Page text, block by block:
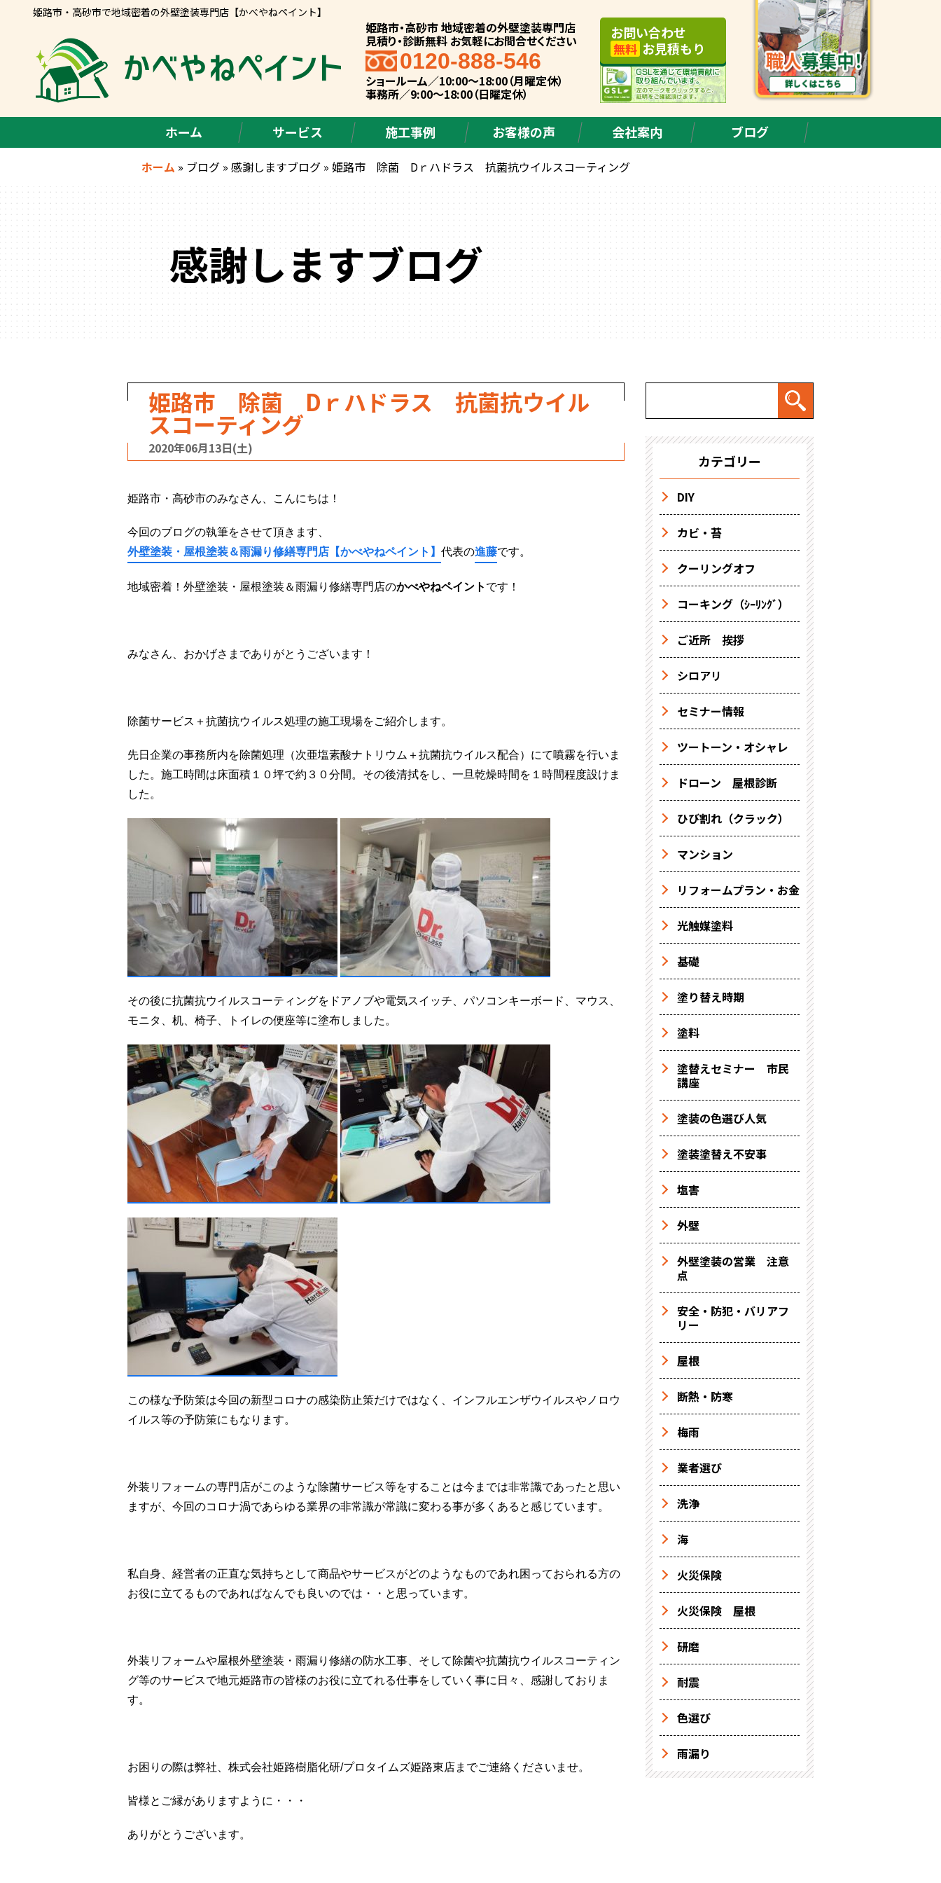
姫路市・高砂市で地域密着の外壁塗装専門店【かべやねペイント】
姫路市・高砂市 地域密着の外壁塗装専門店
見積り・診断無料 お気軽にお問合せください
0120-888-546
ショールーム／10:00～18:00（月曜定休）
事務所／9:00～18:00（日曜定休）
お問い合わせ
無料 お見積もり
ホーム サービス 施工事例 お客様の声 会社案内 ブログ
ホーム » ブログ » 感謝しますブログ » 姫路市 除菌 Dｒハドラス 抗菌抗ウイルスコーティング
感謝しますブログ
姫路市 除菌 Dｒハドラス 抗菌抗ウイル
スコーティング
2020年06月13日(土)
姫路市・高砂市のみなさん、こんにちは！
今回のブログの執筆をさせて頂きます、
外壁塗装・屋根塗装＆雨漏り修繕専門店 【かべやねペイント】 代表の進藤です。
地域密着！外壁塗装・屋根塗装＆雨漏り修繕専門店のかべやねペイント です！
みなさん、おかげさまでありがとうございます！
除菌サービス＋抗菌抗ウイルス処理の施工現場をご紹介します。
先日企業の事務所内を除菌処理（次亜塩素酸ナトリウム＋抗菌抗ウイルス配合）にて噴霧を行いま
した。施工時間は床面積１０坪で約３０分間。その後清拭をし、一旦乾燥時間を１時間程度設けま
した。
その後に抗菌抗ウイルスコーティングをドアノブや電気スイッチ、パソコンキーボード、マウス、
モニタ、机、椅子、トイレの便座等に塗布しました。
この様な予防策は今回の新型コロナの感染防止策だけではなく、インフルエンザウイルスやノロウ
イルス等の予防策にもなります。
外装リフォームの専門店がこのような除菌サービス等をすることは今までは非常識であったと思い
ますが、今回のコロナ渦であらゆる業界の非常識が常識に変わる事が多くあると感じています。
私自身、経営者の正直な気持ちとして商品やサービスがどのようなものであれ困っておられる方の
お役に立てるものであればなんでも良いのでは・・と思っています。
外装リフォームや屋根外壁塗装・雨漏り修繕の防水工事、そして除菌や抗菌抗ウイルスコーティン
グ等のサービスで地元姫路市の皆様のお役に立てれる仕事をしていく事に日々、感謝しておりま
す。
お困りの際は弊社、株式会社姫路樹脂化研/プロタイムズ姫路東店までご連絡くださいませ。
皆様とご縁がありますように・・・
ありがとうございます。
カテゴリー
DIY
カビ・苔
クーリングオフ
コーキング（ｼｰﾘﾝｸﾞ）
ご近所 挨拶
シロアリ
セミナー情報
ツートーン・オシャレ
ドローン 屋根診断
ひび割れ（クラック）
マンション
リフォームプラン・お金
光触媒塗料
基礎
塗り替え時期
塗料
塗替えセミナー 市民
講座
塗装の色選び人気
塗装塗替え不安事
塩害
外壁
外壁塗装の営業 注意
点
安全・防犯・バリアフ
リー
屋根
断熱・防寒
梅雨
業者選び
洗浄
海
火災保険
火災保険 屋根
研磨
耐震
色選び
雨漏り